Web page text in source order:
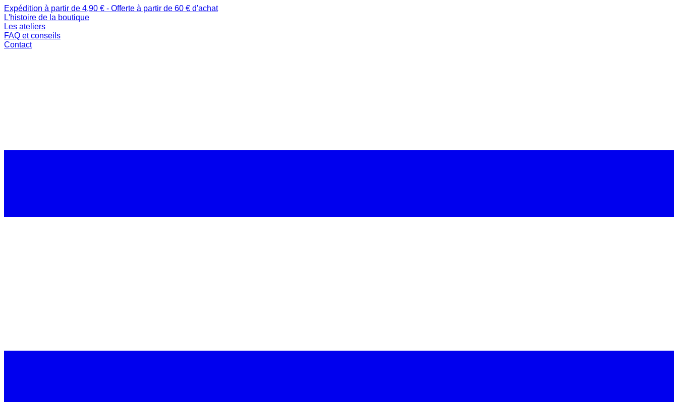
Expédition à partir de 4,90 € - Offerte à partir de 60 € d'achat
L'histoire de la boutique
Les ateliers
FAQ et conseils
Contact